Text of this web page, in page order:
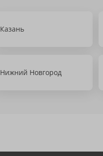
Казань
Нижний Новгород